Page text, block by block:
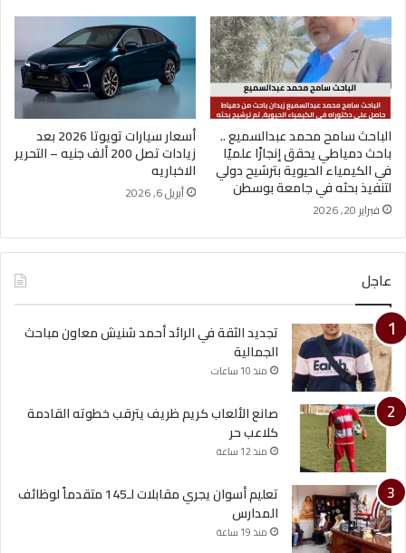
الباحث سامح محمد عبدالسميع ..
باحث دمياطي يحقق إنجازًا علميًا
في الكيمياء الحيوية بترشيح دولي
لتنفيذ بحثه في جامعة بوسطن
فبراير 20, 2026
أسعار سيارات تويوتا 2026 بعد
زيادات تصل 200 ألف جنيه – التحرير
الاخباريه
أبريل 6, 2026
عاجل
تجديد الثقة في الرائد أحمد شنيش معاون مباحث
الجمالية
منذ 10 ساعات
صانع الألعاب كريم ظريف يترقب خطوته القادمة
كلاعب حر
منذ 12 ساعة
تعليم أسوان يجري مقابلات لـ145 متقدماً لوظائف
المدارس
منذ 19 ساعة